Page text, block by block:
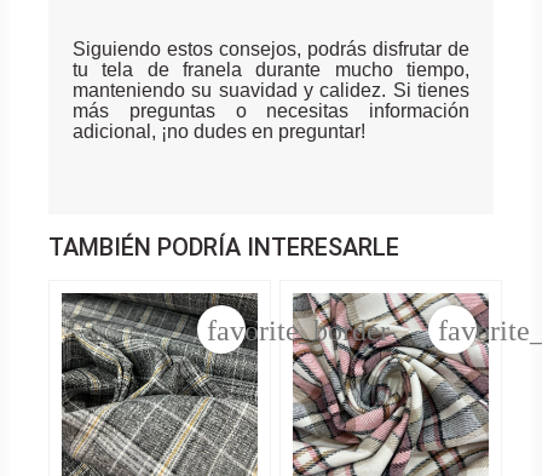
Siguiendo estos consejos, podrás disfrutar de
tu tela de franela durante mucho tiempo,
manteniendo su suavidad y calidez. Si tienes
más preguntas o necesitas información
adicional, ¡no dudes en preguntar!
TAMBIÉN PODRÍA INTERESARLE
favorite_border